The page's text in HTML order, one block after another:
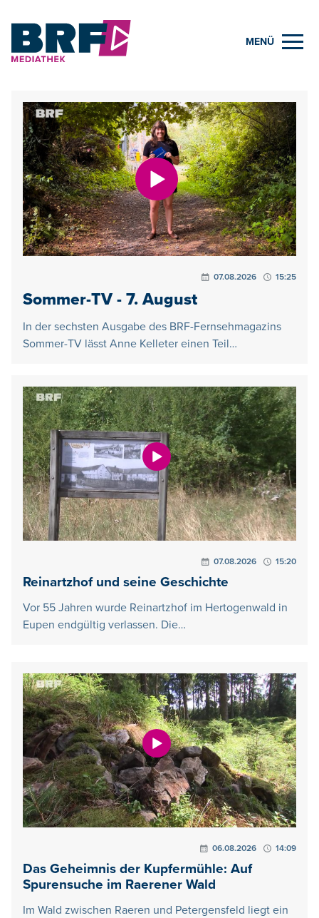
MENÜ
07.08.2026 15:25
Sommer-TV - 7. August
In der sechsten Ausgabe des BRF-Fernsehmagazins
Sommer-TV lässt Anne Kelleter einen Teil…
07.08.2026 15:20
Reinartzhof und seine Geschichte
Vor 55 Jahren wurde Reinartzhof im Hertogenwald in
Eupen endgültig verlassen. Die…
06.08.2026 14:09
Das Geheimnis der Kupfermühle: Auf
Spurensuche im Raerener Wald
Im Wald zwischen Raeren und Petergensfeld liegt ein